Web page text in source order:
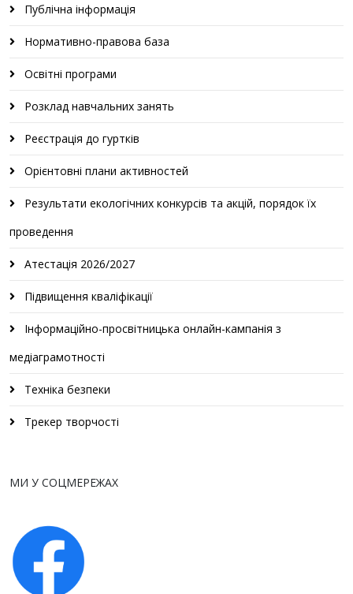
Публічна інформація
Нормативно-правова база
Освітні програми
Розклад навчальних занять
Реєстрація до гуртків
Орієнтовні плани активностей
Результати екологічних конкурсів та акцій, порядок їх
проведення
Атестація 2026/2027
Підвищення кваліфікації
Інформаційно-просвітницька онлайн-кампанія з
медіаграмотності
Техніка безпеки
Трекер творчості
МИ У СОЦМЕРЕЖАХ